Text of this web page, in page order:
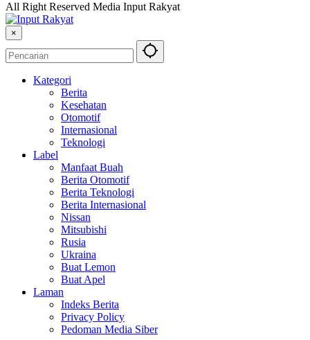
All Right Reserved Media Input Rakyat
×
Kategori
Berita
Kesehatan
Otomotif
Internasional
Teknologi
Label
Manfaat Buah
Berita Otomotif
Berita Teknologi
Berita Internasional
Nissan
Mitsubishi
Rusia
Ukraina
Buat Lemon
Buat Apel
Laman
Indeks Berita
Privacy Policy
Pedoman Media Siber